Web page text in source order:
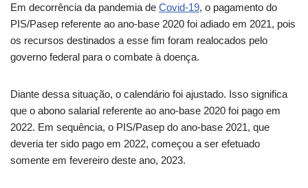
Em decorrência da pandemia de Covid-19, o pagamento do
PIS/Pasep referente ao ano-base 2020 foi adiado em 2021, pois
os recursos destinados a esse fim foram realocados pelo
governo federal para o combate à doença.
Diante dessa situação, o calendário foi ajustado. Isso significa
que o abono salarial referente ao ano-base 2020 foi pago em
2022. Em sequência, o PIS/Pasep do ano-base 2021, que
deveria ter sido pago em 2022, começou a ser efetuado
somente em fevereiro deste ano, 2023.